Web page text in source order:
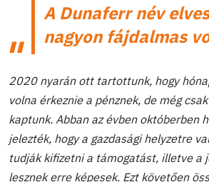
A Dunaferr név
nagyon fájdalmas
2020 nyarán ott tartottunk, hogy
volna érkeznie a pénznek, de még
kaptunk. Abban az évben októberben
jelezték, hogy a gazdasági helyzetre
tudják kifizetni a támogatást, illetve a
lesznek erre képesek. Ezt követően